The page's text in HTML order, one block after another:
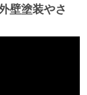
壁塗装やさ